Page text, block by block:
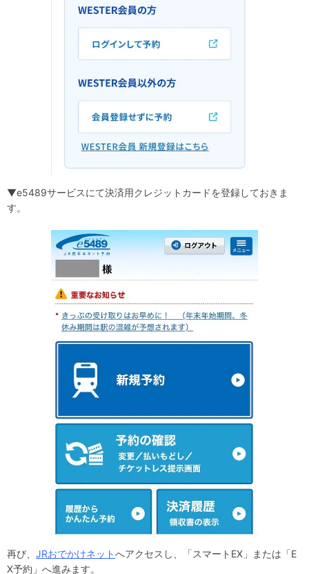
▼e5489サービスにて決済用クレジットカードを登録しておきま
す。
再び、 JRおでかけネットへアクセスし、「スマートEX」または「E
X予約」へ進みます。